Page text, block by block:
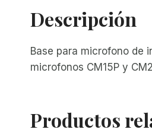
Descripción
Base para microfono de
microfonos CM15P y
Productos